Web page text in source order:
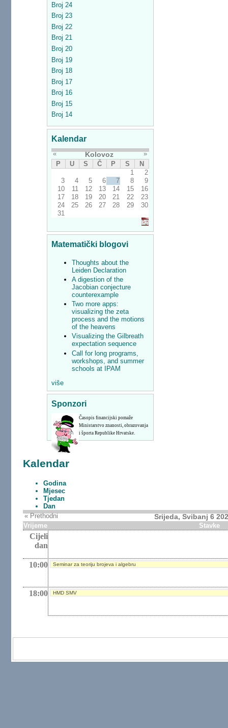
Broj 24
Broj 23
Broj 22
Broj 21
Broj 20
Broj 19
Broj 18
Broj 17
Broj 16
Broj 15
Broj 14
Kalendar
« Kolovoz
»
P
U S Č P S
N
1
2
3
4 5 6 7 8
9
10
11 12 13 14 15
16
17
18 19 20 21 22
23
24
25 26 27 28 29
30
31
Matematički blogovi
Thoughts about the
Leiden Declaration
A digestion of the
Jacobian conjecture
counterexample
Two more apps:
visualizing the zeta
process and the motions
of the heavens
Visualizing the Gilbreath
expectation sequence
Call for long programs,
workshops, and summer
schools at IPAM
više
Sponzori
Časopis financijski pomaže
Ministarstvo znanosti, obrazovanja
i športa Republike Hrvatske.
Kalendar
Godina
Mjesec
Tjedan
Dan
« Prethodni
Srijeda, Svibanj 6
Vrijeme Stavke
Cijeli
dan
10:00 Seminar za teoriju brojeva i algebru
18:00 HMD SMV